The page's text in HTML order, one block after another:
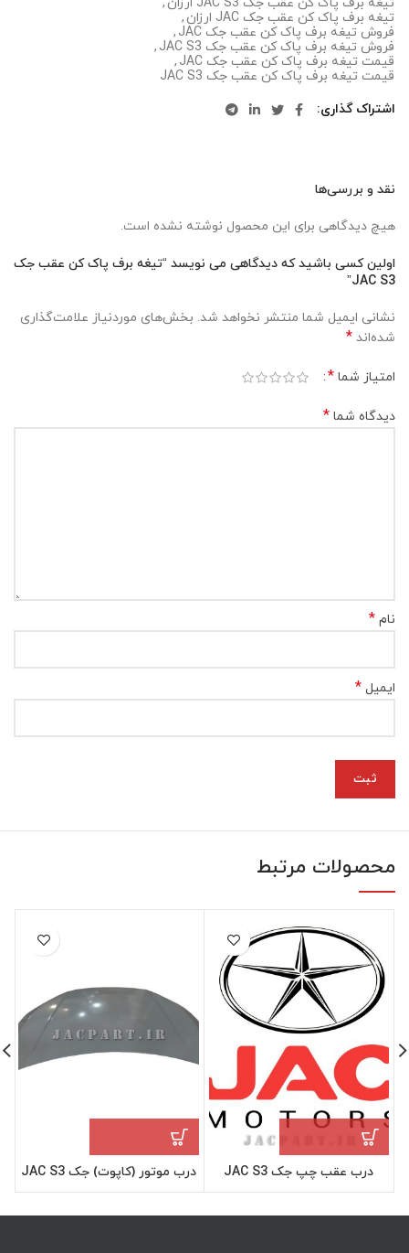
تیغه برف پاک کن عقب جک JAC ارزان
,
فروش تیغه برف پاک کن عقب جک JAC
,
فروش تیغه برف پاک کن عقب جک JAC S3
,
قیمت تیغه برف پاک کن عقب جک JAC
,
قیمت تیغه برف پاک کن عقب جک JAC S3
اشتراک گذاری
نقد و بررسی‌ها
هیچ دیدگاهی برای این محصول نوشته نشده است.
اولین کسی باشید که دیدگاهی می نویسد “تیغه برف پاک کن عقب جک
JAC S3”
نشانی ایمیل شما منتشر نخواهد شد. بخش‌های موردنیاز علامت‌گذاری
شده‌اند *
امتیاز شما *
دیدگاه شما *
نام *
ایمیل *
محصولات مرتبط
درب عقب چپ جک JAC S3 درب موتور (کاپوت) جک JAC S3